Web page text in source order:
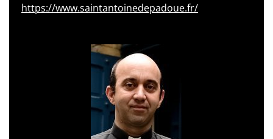
https://www.saintantoinedepadoue.fr/